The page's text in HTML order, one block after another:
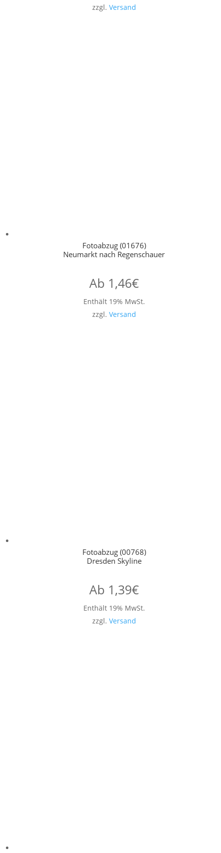
zzgl. Versand
Fotoabzug (01676)
Neumarkt nach Regenschauer
Ab 1,46€
Enthält 19% MwSt.
zzgl. Versand
Fotoabzug (00768)
Dresden Skyline
Ab 1,39€
Enthält 19% MwSt.
zzgl. Versand